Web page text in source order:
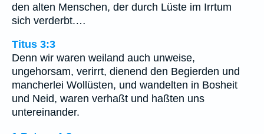
den alten Menschen, der durch Lüste im Irrtum
sich verderbt.…
Titus 3:3
Denn wir waren weiland auch unweise,
ungehorsam, verirrt, dienend den Begierden und
mancherlei Wollüsten, und wandelten in Bosheit
und Neid, waren verhaßt und haßten uns
untereinander.